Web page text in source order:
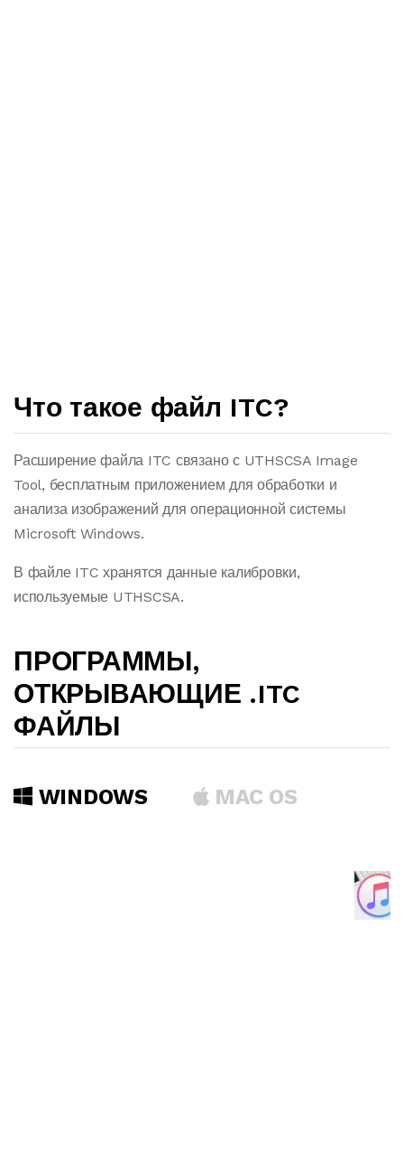
Что такое файл ITC?
Расширение файла ITC связано с UTHSCSA Image
Tool, бесплатным приложением для обработки и
анализа изображений для операционной системы
Microsoft Windows.
В файле ITC хранятся данные калибровки,
используемые UTHSCSA.
ПРОГРАММЫ,
ОТКРЫВАЮЩИЕ .ITC
ФАЙЛЫ
WINDOWS MAC OS